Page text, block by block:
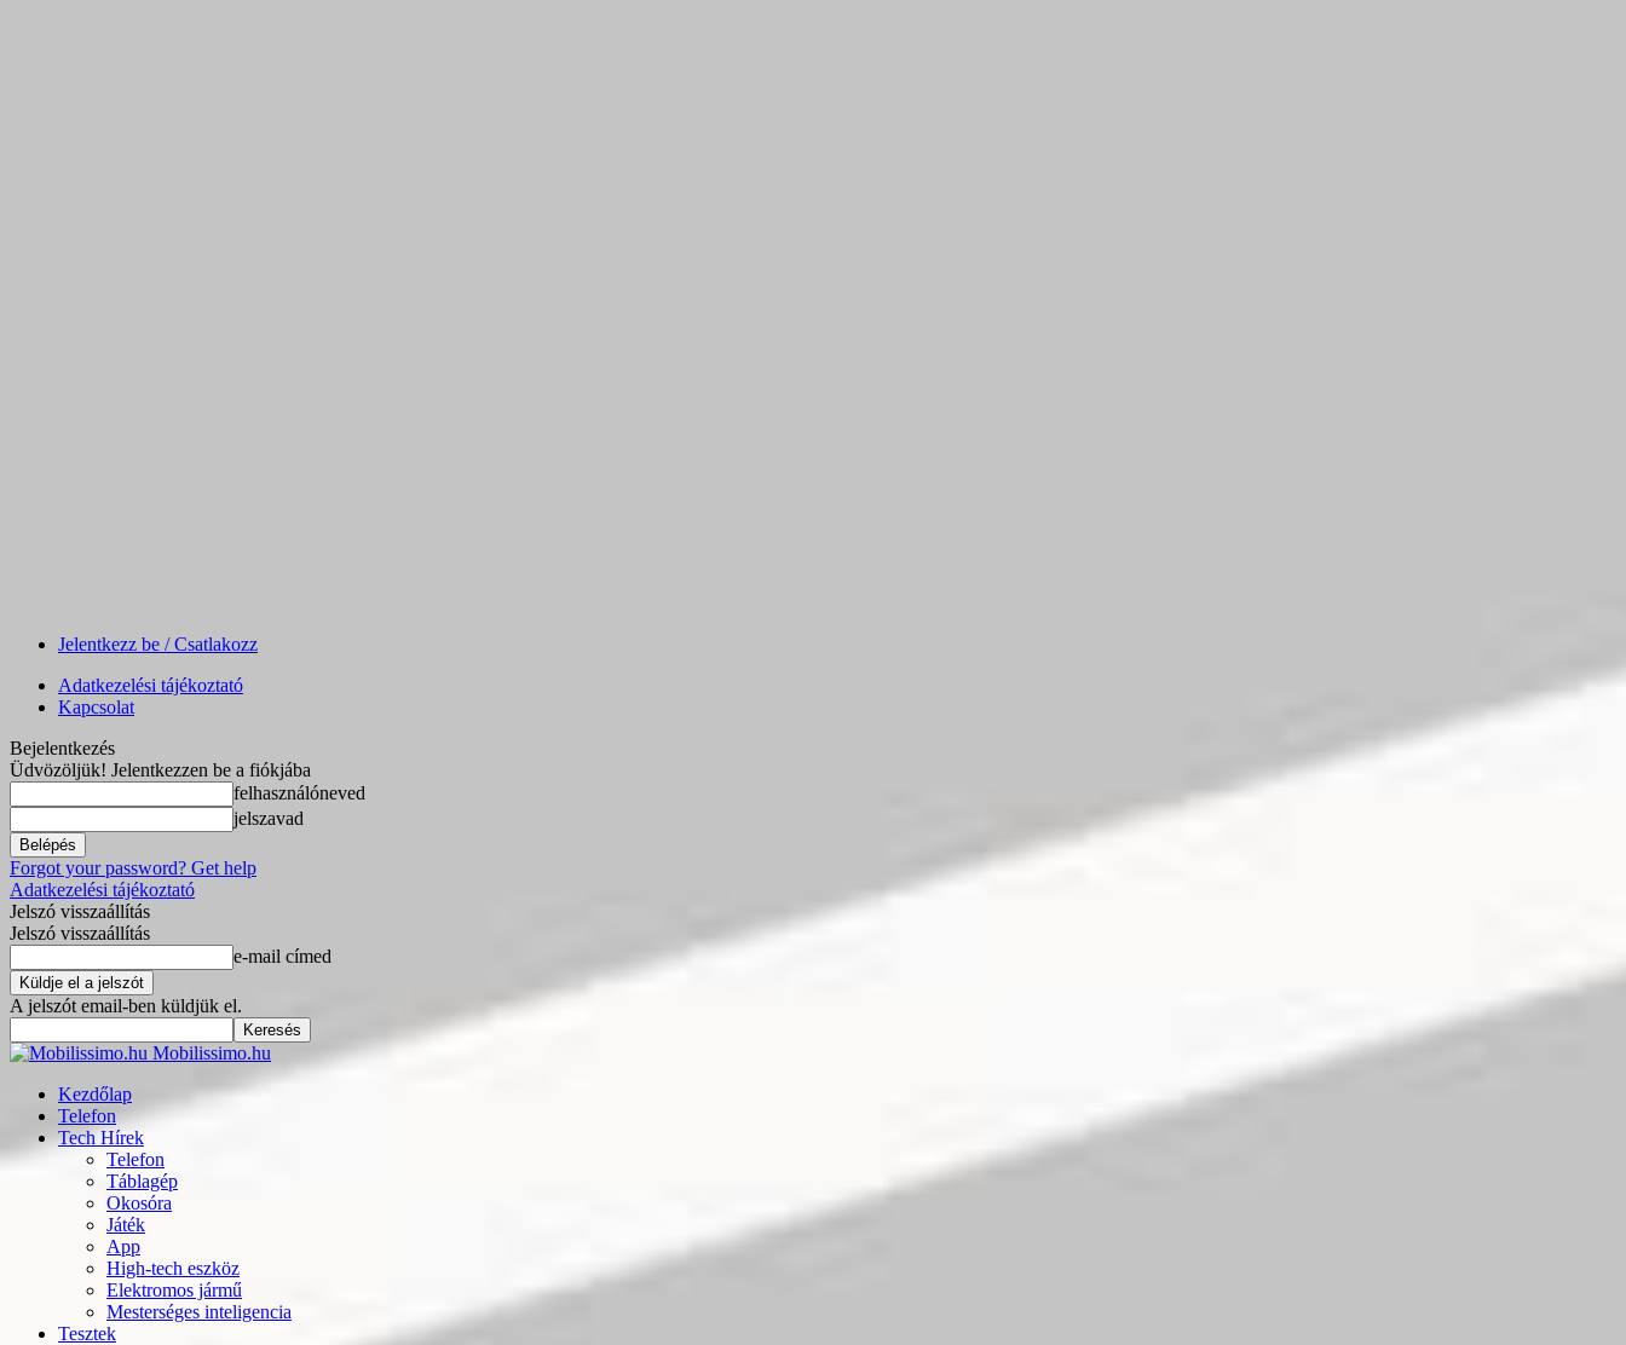
Jelentkezz be / Csatlakozz
Adatkezelési tájékoztató
Kapcsolat
Bejelentkezés
Üdvözöljük! Jelentkezzen be a fiókjába
felhasználóneved
jelszavad
Forgot your password? Get help
Adatkezelési tájékoztató
Jelszó visszaállítás
Jelszó visszaállítás
e-mail címed
A jelszót email-ben küldjük el.
Mobilissimo.hu
Kezdőlap
Telefon
Tech Hírek
Telefon
Táblagép
Okosóra
Játék
App
High-tech eszköz
Elektromos jármű
Mesterséges inteligencia
Tesztek